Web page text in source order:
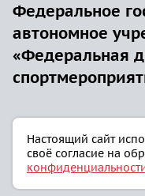
Федеральное
автономное
«Федеральная
© 2025, Готов к
Настоящий сайт
своё согласие на